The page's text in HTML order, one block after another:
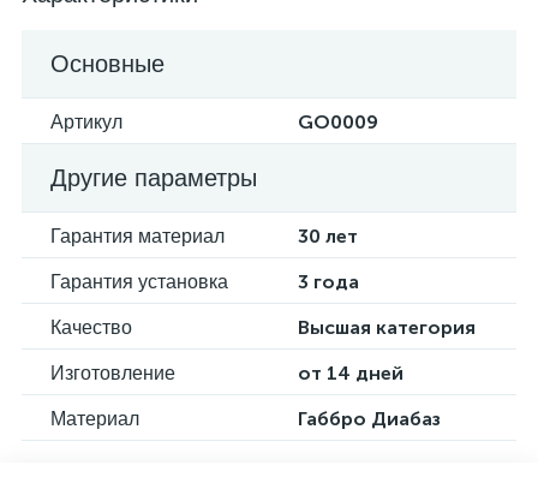
Основные
Артикул GO0009
Другие параметры
Гарантия материал 30 лет
Гарантия установка 3 года
Качество Высшая категория
Изготовление от 14 дней
Материал Габбро Диабаз